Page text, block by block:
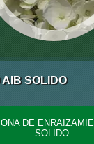
AIB SOLIDO
DE
SOLIDO